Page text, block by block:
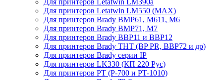
Для принтеров Letatwin LM390a
Для принтеров Letatwin LM550 (MAX)
Для принтеров Brady BMP61, M611, M6
Для принтеров Brady BMP71, M7
Для принтеров Brady BBP11 и BBP12
Для принтеров Brady THT (BP PR, BBP72 и др)
Для принтеров Brady серии IP
Для принтеров LK330 (КП 220 Рус)
Для принтеров PT (P-700 и PT-1010)